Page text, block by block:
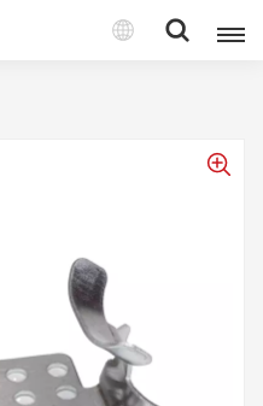
Polski
italiano